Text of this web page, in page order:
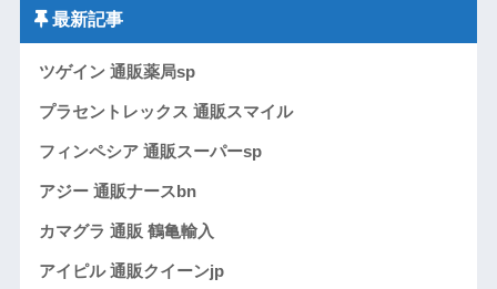
最新記事
ツゲイン 通販薬局sp
プラセントレックス 通販スマイル
フィンペシア 通販スーパーsp
アジー 通販ナースbn
カマグラ 通販 鶴亀輸入
アイピル 通販クイーンjp